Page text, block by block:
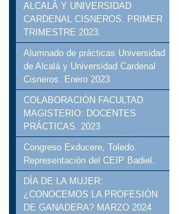
ALCALÁ Y UNIVERSIDAD
CARDENAL CISNEROS. PRIMER
TRIMESTRE 2023.
Alumnado de prácticas Universidad
de Alcalá y Universidad Cardenal
Cisneros. Enero 2023
COLABORACIÓN FACULTAD
MAGISTERIO: DOCENTES
PRÁCTICAS. 2023
Congreso Exducere, Toledo.
Representación del CEIP Badiel.
DÍA DE LA MUJER:
¿CONOCEMOS LA PROFESIÓN
DE GANADERA? MARZO 2024